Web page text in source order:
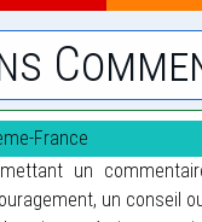
France
un
un conseil